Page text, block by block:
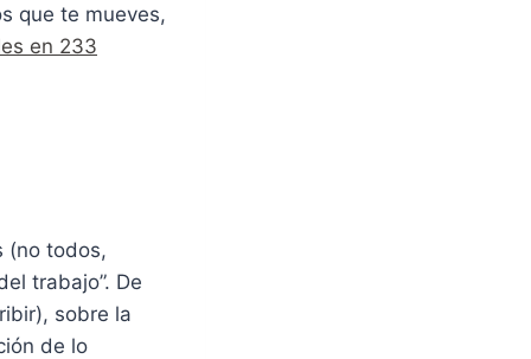
que te mueves,
en 233
(no todos,
trabajo”. De
sobre la
de lo